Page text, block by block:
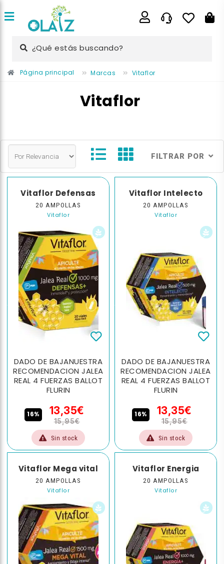
¿Qué estás buscando?
Página principal Marcas Vitaflor
Vitaflor
FILTRAR POR
Vitaflor Defensas
20 AMPOLLAS
Vitaflor
DADO DE BAJANUESTRA
RECOMENDACION JALEA
REAL 4 FUERZAS BALLOT
FLURIN
16% 13,35€
15,95€
Sin stock
Vitaflor Intelecto
20 AMPOLLAS
Vitaflor
DADO DE BAJANUESTRA
RECOMENDACION JALEA
REAL 4 FUERZAS BALLOT
FLURIN
16% 13,35€
15,95€
Sin stock
Vitaflor Mega vital
20 AMPOLLAS
Vitaflor
Vitaflor Energia
20 AMPOLLAS
Vitaflor